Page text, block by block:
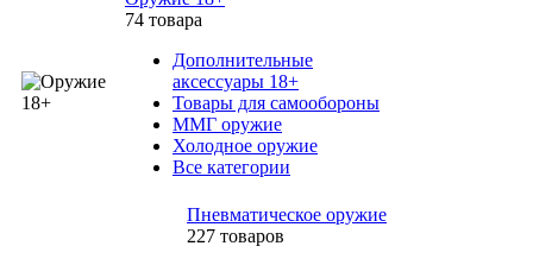
74 товара
Дополнительные
аксессуары 18+
Товары для самообороны
ММГ оружие
Холодное оружие
Все категории
Пневматическое оружие
227 товаров